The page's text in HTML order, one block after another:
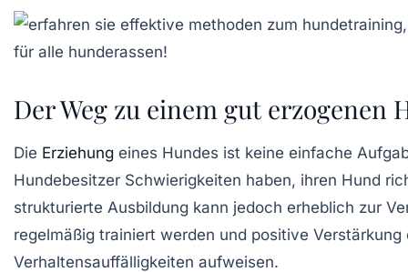
Der Weg zu einem gut erzogenen
Die Erziehung eines Hundes ist keine einfache
Hundebesitzer Schwierigkeiten haben, ihren Hund
strukturierte Ausbildung kann jedoch erheblich zur
regelmäßig trainiert werden und positive Verstärkung
Verhaltensauffälligkeiten aufweisen.